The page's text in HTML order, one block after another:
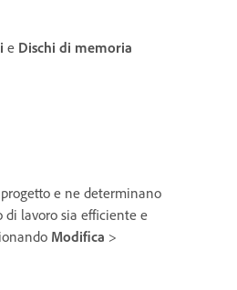
e Dischi di memoria
e ne determinano
di lavoro sia efficiente e
Modifica >